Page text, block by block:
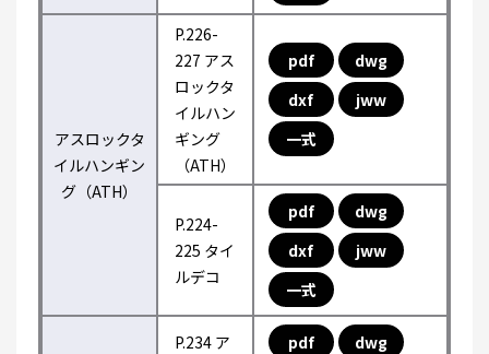
アスロックタ
イルハンギン
グ（ATH）
P.226-
227 アス
ロックタ
イルハン
ギング
（ATH）
pdf
dwg
dxf
jww
一式
P.224-
225 タイ
ルデコ
pdf
dwg
dxf
jww
一式
P.234 ア
pdf
dwg